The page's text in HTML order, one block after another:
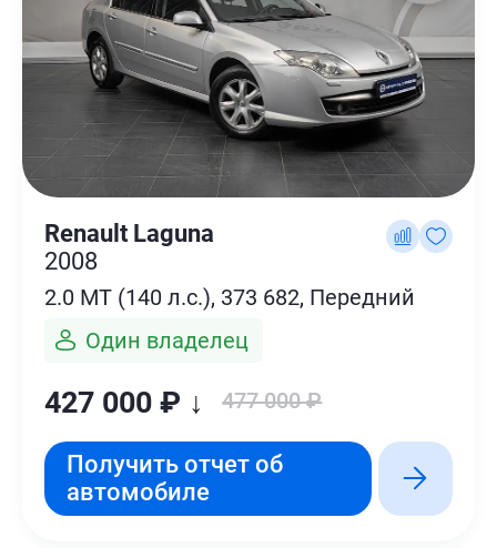
Renault Laguna
2008
2.0 MT (140 л.с.), 373 682, Передний
Один владелец
427 000 ₽ ↓ 477 000 ₽
Получить отчет об
автомобиле